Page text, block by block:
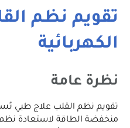
تقويم نظم
الكهربائية
نظرة عامة
تقويم نظم القلب علاج طبي
منخفضة الطاقة لاستعادة